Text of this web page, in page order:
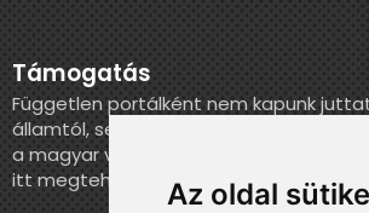
Az oldal
Támogatás
Független portálként nem kapunk
államtól, sem más szervezettől. Ha
a magyar válogatott történelmének
itt megteheted.